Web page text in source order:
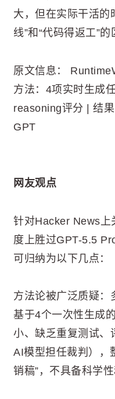
大，但在实际干活的
线”和“代码得返工”的
原文信息：
方法：4项实时生成
reasoning评分 | 结
GPT
网友观点
针对Hacker News上
度上胜过GPT-5.5
可归纳为以下几点：
方法论被广泛质疑：
基于4个一次性生成
小、缺乏重复测试、
AI模型担任裁判），
销稿”，不具备科学性